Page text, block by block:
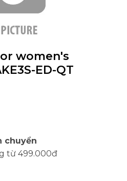
women's
ED-QT
chuyển
từ 499.000đ